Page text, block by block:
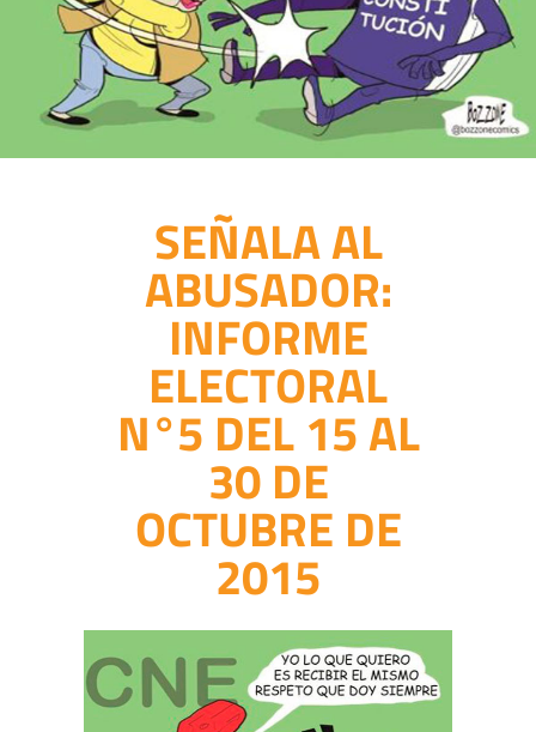
SEÑALA AL
ABUSADOR:
INFORME
ELECTORAL
N°5 DEL 15 AL
30 DE
OCTUBRE DE
2015